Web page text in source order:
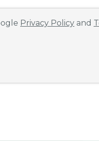
Privacy Policy and